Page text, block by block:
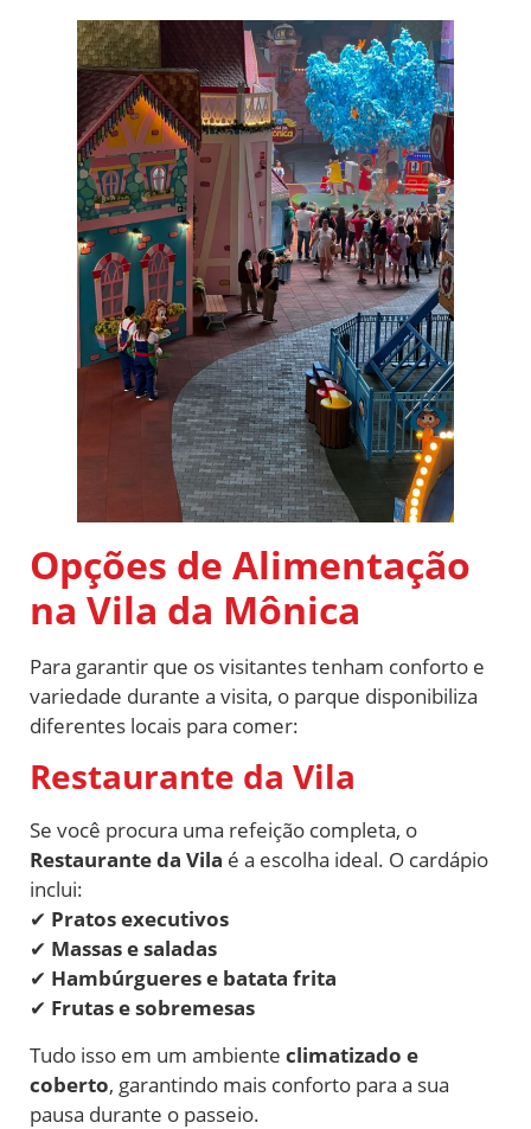
Opções de Alimentação
na Vila da Mônica
Para garantir que os visitantes tenham conforto e
variedade durante a visita, o parque disponibiliza
diferentes locais para comer:
Restaurante da Vila
Se você procura uma refeição completa, o
Restaurante da Vila é a escolha ideal. O cardápio
inclui:
✔ Pratos executivos
✔ Massas e saladas
✔ Hambúrgueres e batata frita
✔ Frutas e sobremesas
Tudo isso em um ambiente climatizado e
coberto, garantindo mais conforto para a sua
pausa durante o passeio.